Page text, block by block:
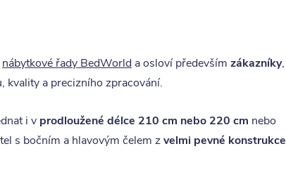
nábytkové řady BedWorld a osloví především zákazníky,
kvality a precizního zpracování.
i v prodloužené délce 210 cm nebo 220 cm nebo
s bočním a hlavovým čelem zvelmi pevné konstrukce